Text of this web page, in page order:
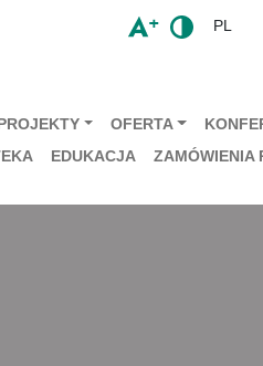
PL
OFERTA
EDUKACJA ZAMÓWIENIA